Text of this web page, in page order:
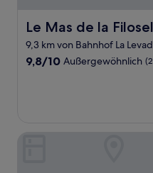
Le Mas de la
Le Mas de la Filoselle
9,3 km von Bahnhof La
9.8
9,8/10 Außergewöhnlich